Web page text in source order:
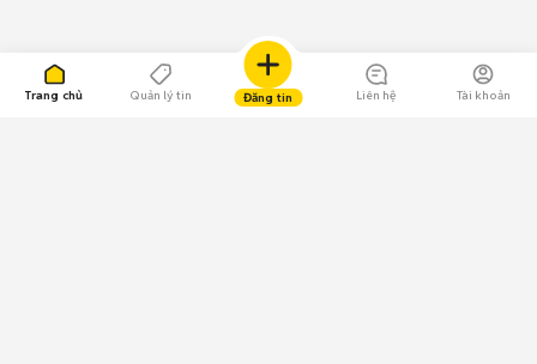
Trang chủ Quản lý tin Đăng tin Liên hệ Tài khoản